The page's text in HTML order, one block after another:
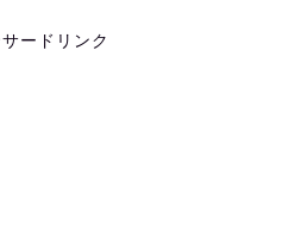
ードリンク